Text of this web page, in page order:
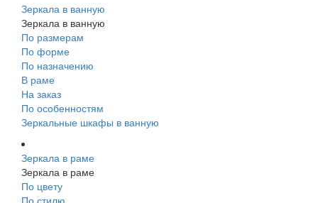
Зеркала в ванную
Зеркала в ванную
По размерам
По форме
По назначению
В раме
На заказ
По особенностям
Зеркальные шкафы в ванную
Зеркала в раме
Зеркала в раме
По цвету
По стилю